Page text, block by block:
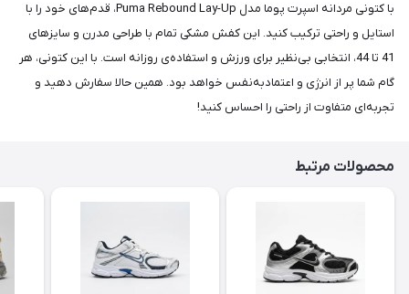
با کتونی مردانه اسپرت پوما مدل Puma Rebound Lay-Up، قدم‌های خود را با
استایل و راحتی ترکیب کنید. این کفش مشکی تمام با طراحی مدرن و سایزهای
41 تا 44، انتخابی بی‌نظیر برای ورزش و استفاده‌ی روزانه است. با این کتونی، هر
گام شما پر از انرژی و اعتمادبه‌نفس خواهد بود. همین حالا سفارش دهید و
تجربه‌ای متفاوت از راحتی را احساس کنید!
محصولات مرتبط